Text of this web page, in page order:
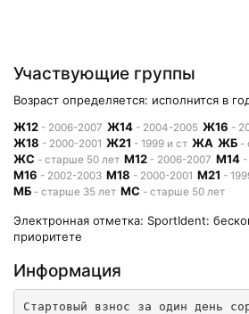
Участвующие группы
Возраст определяется: исполнится в
Ж12 - 2006-2007 Ж14 - 2004-2005 Ж16 -
Ж18 - 2000-2001 Ж21 - 1999 и ст ЖА ЖБ -
ЖС - старше 50 лет М12 - 2006-2007 М14
М16 - 2002-2003 М18 - 2000-2001 М21 -
МБ - старше 35 лет МС - старше 50 лет
Электронная отметка: SportIdent:
приоритете
Информация
Стартовый взнос за один день